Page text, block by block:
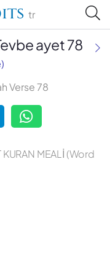
tr
ayet 78
Verse 78
MEALİ (Word